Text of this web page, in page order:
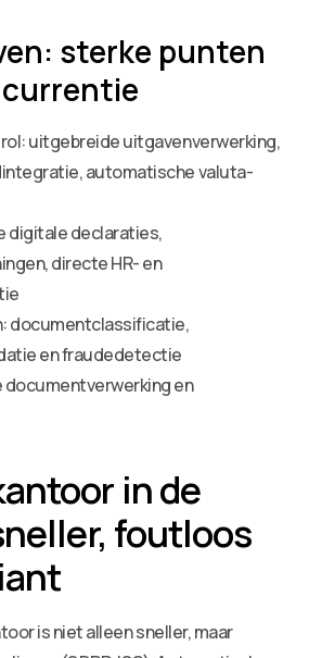
sterke punten
uitgebreide uitgavenverwerking,
automatische valuta-
digitale declaraties,
directe HR- en
documentclassificatie,
en fraudedetectie
documentverwerking en
in de
foutloos
is niet alleen sneller, maar